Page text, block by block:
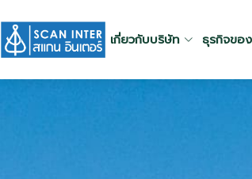
เกี่ยวกับบริษัท ธุรกิจของ